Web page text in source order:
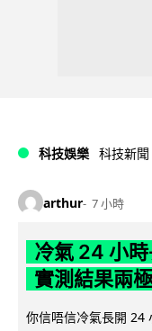
科技娛樂 科技新聞
arthur 7 小時
冷氣 24 小
實測結果兩
你信唔信冷氣長開 24